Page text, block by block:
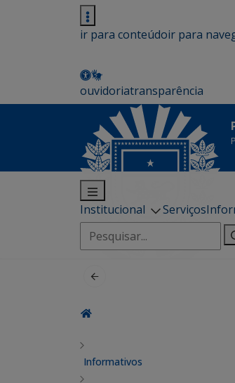
ir para conteúdoir para
ouvidoriatransparência
Institucional Serviços
Pesquisar
por:
Informativos